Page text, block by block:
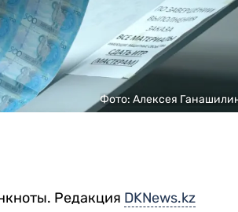
Фото: Алексея
Редакция DKNews.kz